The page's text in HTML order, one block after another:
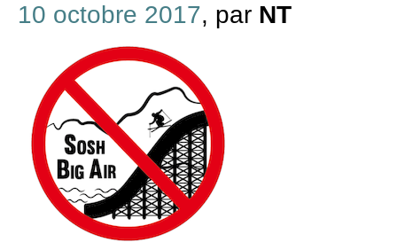
10 octobre 2017, par NT